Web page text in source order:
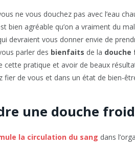
ne vous douchez pas avec l’eau
bien agréable qu’on a vraiment du
devraient vous donner envie de
parler des bienfaits de la douche
pratique et avoir de beaux
fier de vous et dans un état de bien-
une douche
la circulation du sang dans